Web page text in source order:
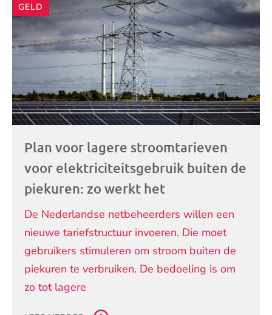
GELD
Plan voor lagere stroomtarieven
voor elektriciteitsgebruik buiten de
piekuren: zo werkt het
De Nederlandse netbeheerders willen een
nieuwe tariefstructuur invoeren. Die moet
gebruikers stimuleren om stroom buiten de
piekuren te verbruiken. De bedoeling is om
zo tot lagere